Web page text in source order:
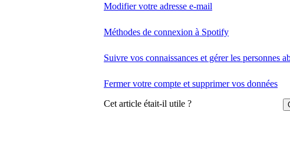
Modifier votre adresse e-mail
Méthodes de connexion à Spotify
Suivre vos connaissances et gérer les personnes
Fermer votre compte et supprimer vos données
Cet article était-il utile ?